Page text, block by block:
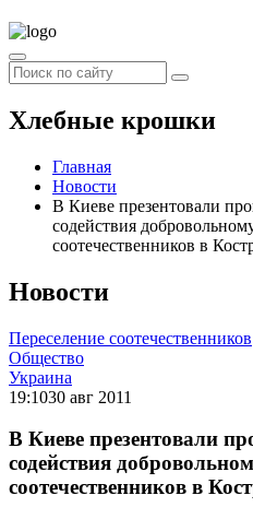
Хлебные крошки
Главная
Новости
В Киеве презентовали
содействия
соотечественников в
Новости
Переселение соотечественников
Общество
Украина
19:1030 авг 2011
В Киеве презентовали
содействия
соотечественников в